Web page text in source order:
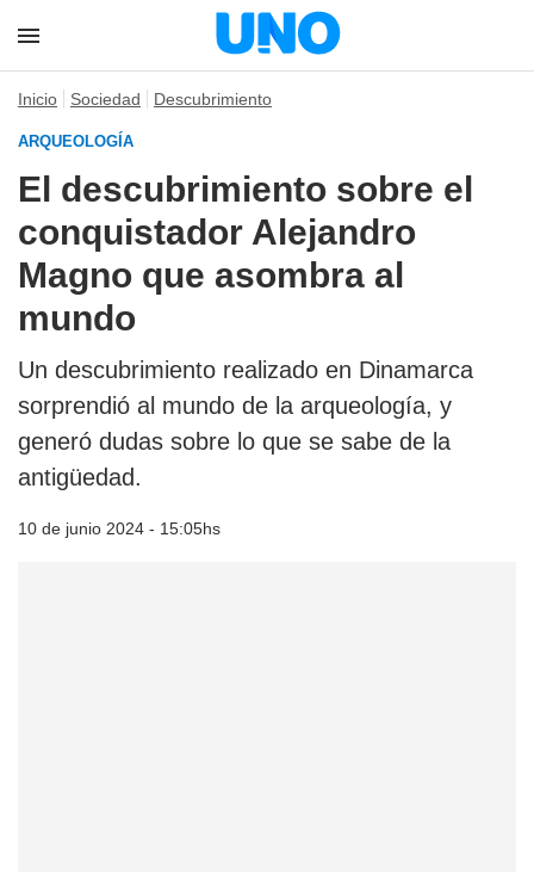
Inicio Sociedad Descubrimiento
ARQUEOLOGÍA
El descubrimiento sobre el
conquistador Alejandro
Magno que asombra al
mundo
Un descubrimiento realizado en Dinamarca
sorprendió al mundo de la arqueología, y
generó dudas sobre lo que se sabe de la
antigüedad.
10 de junio 2024 - 15:05hs